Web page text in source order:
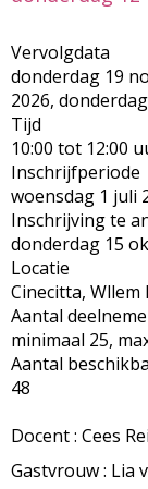
Vervolgdata
donderdag 19
2026,
Tijd
10:00 tot 12:00
Inschrijfperiode
woensdag 1 juli
Inschrijving te
donderdag 15
Locatie
Cinecitta,
Aantal
minimaal 25,
Aantal
48
Docent : Cees
Gastvrouw : Lia